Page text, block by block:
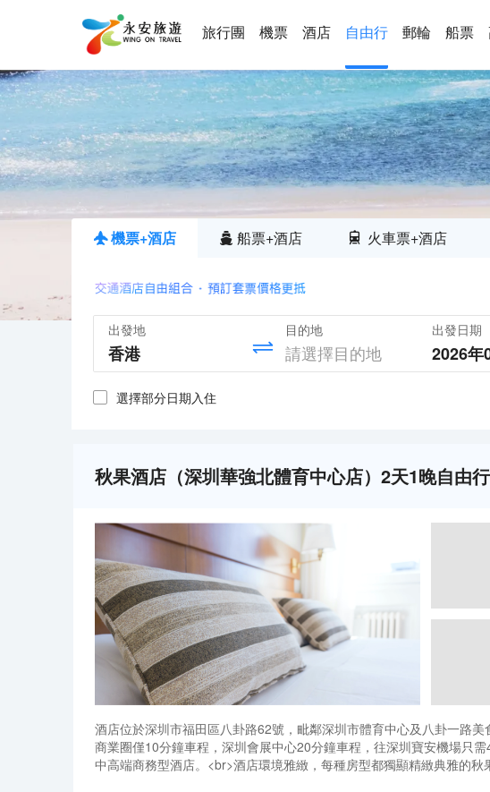
旅行團 機票 酒店 自由行 郵輪 船票
機票+酒店 船票+酒店 火車票+酒店
出發地 目的地 出發日期
2026年
選擇部分日期入住
秋果酒店（深圳華強北體育中心店）2天1晚自由
酒店位於深圳市福田區八卦路62號，毗鄰深圳市體育中心及八卦一路
商業圈僅10分鐘車程，深圳會展中心20分鐘車程，往深圳寶安機場只
中高端商務型酒店。<br>酒店環境雅緻，每種房型都獨顯精緻典雅的
外出住宿帶來居家的便利體驗。秋果酒店精心打造的“七合一空間”及“
酒店位於深圳市福田區八卦路62號，毗鄰深圳市體育中心及八卦一路